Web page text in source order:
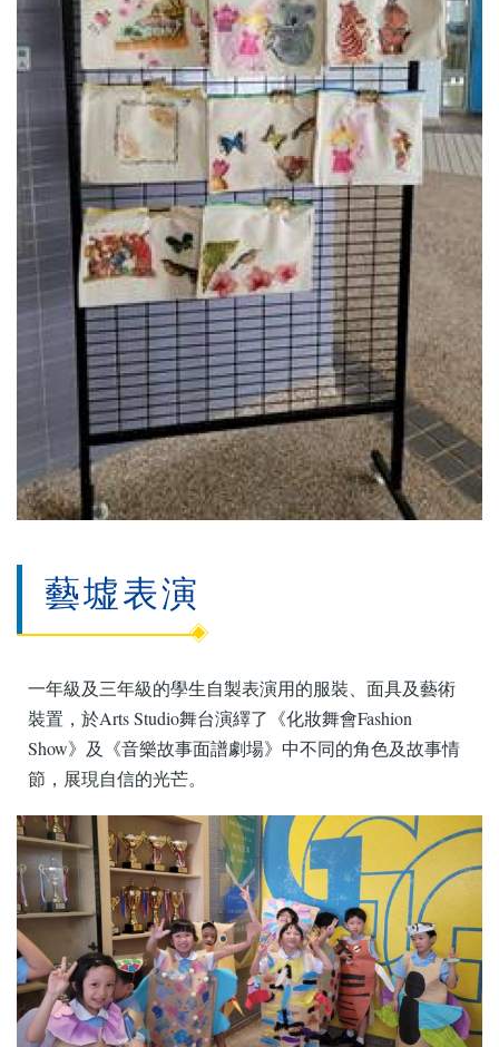
藝墟表演
一年級及三年級的學生自製表演用的服裝、面具及藝術
裝置，於Arts Studio舞台演繹了《化妝舞會Fashion
Show》及《音樂故事面譜劇場》中不同的角色及故事情
節，展現自信的光芒。